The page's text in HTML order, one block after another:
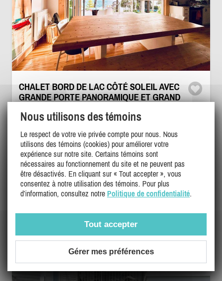
CHALET BORD DE LAC CÔTÉ SOLEIL AVEC
GRANDE PORTE PANORAMIQUE ET GRAND
Cantons de l'est / Estrie, Magog
OR-36874
(5)
8 3 2
1950$ - 3000$
6500$
Nous utilisons des témoins
Le respect de votre vie privée compte pour nous. Nous
utilisons des témoins (cookies) pour améliorer votre
expérience sur notre site. Certains témoins sont
nécessaires au fonctionnement du site et ne peuvent pas
être désactivés. En cliquant sur « Tout accepter », vous
consentez à notre utilisation des témoins. Pour plus
d’information, consultez notre Politique de confidentialité.
Tout accepter
Gérer mes préférences